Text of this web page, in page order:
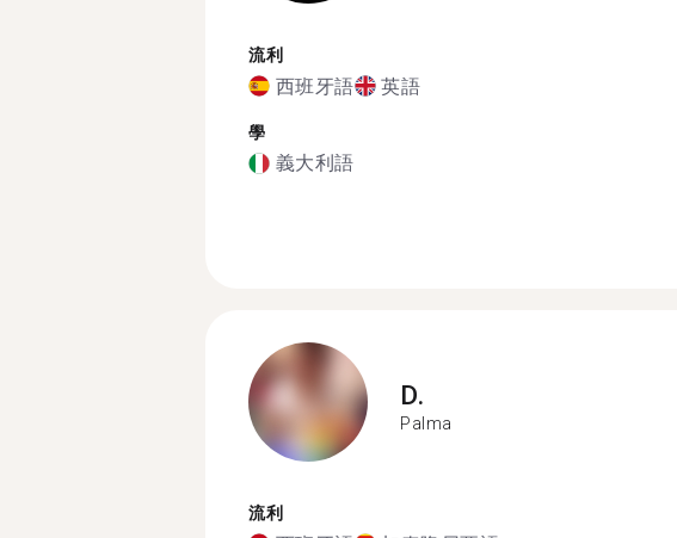
流利
西班牙語 英語
學
義大利語
D.
Palma
流利